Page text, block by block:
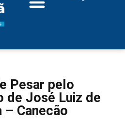
Pesar pelo
de José Luiz de
– Canecão